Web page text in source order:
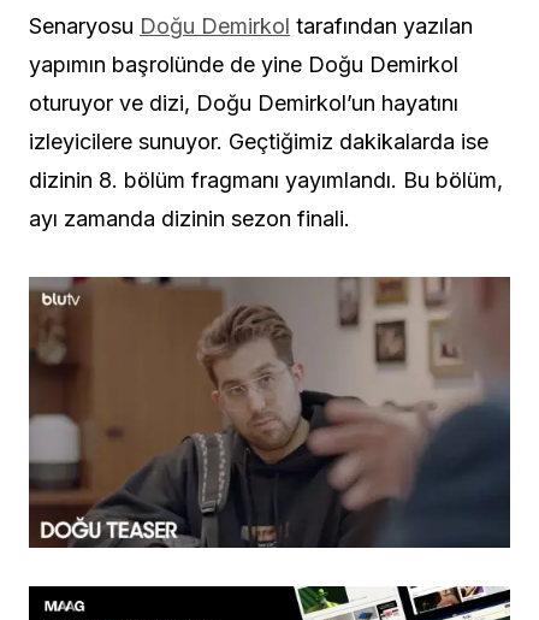
Senaryosu Doğu Demirkol tarafından yazılan
yapımın başrolünde de yine Doğu Demirkol
oturuyor ve dizi, Doğu Demirkol’un hayatını
izleyicilere sunuyor. Geçtiğimiz dakikalarda ise
dizinin 8. bölüm fragmanı yayımlandı. Bu bölüm,
ayı zamanda dizinin sezon finali.